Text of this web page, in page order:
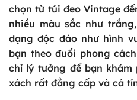
chọn từ túi đeo Vintage
nhiều màu sắc như
dạng độc đáo như hình
bạn theo đuổi phong
chỉ lý tưởng để bạn
xách rất đẳng cấp và cá